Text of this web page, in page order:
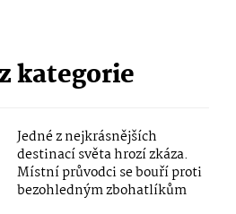
kategorie
Jedné z nejkrásnějších
destinací světa hrozí zkáza.
Místní průvodci se bouří proti
bezohledným zbohatlíkům